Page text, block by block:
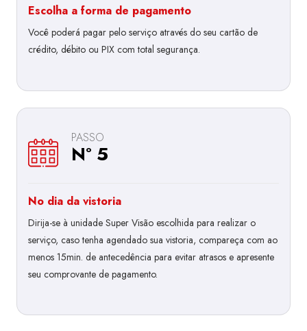
Escolha a forma de pagamento
Você poderá pagar pelo serviço através do seu cartão de
crédito, débito ou PIX com total segurança.
PASSO
Nº 5
No dia da vistoria
Dirija-se à unidade Super Visão escolhida para realizar o
serviço, caso tenha agendado sua vistoria, compareça com ao
menos 15min. de antecedência para evitar atrasos e apresente
seu comprovante de pagamento.